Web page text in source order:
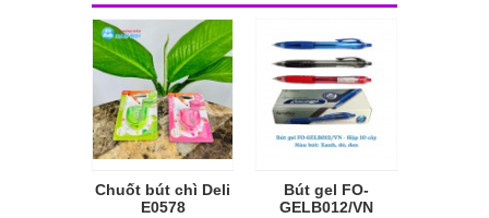
Chuốt bút chì Deli
E0578
Bút gel FO-
GELB012/VN